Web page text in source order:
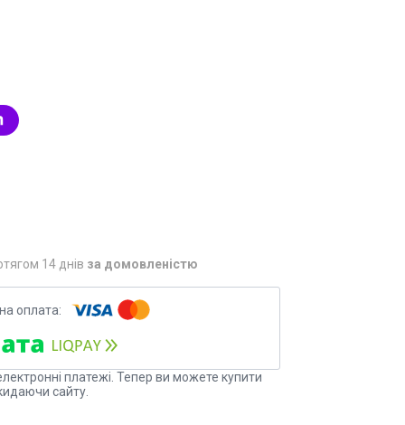
14 днів за домовленістю
платежі. Тепер ви можете купити
сайту.